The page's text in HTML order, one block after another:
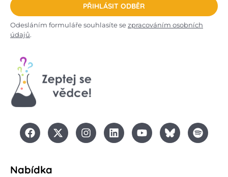
PŘIHLÁSIT ODBĚR
Odesláním formuláře souhlasíte sezpracováním osobních
údajů.
Nabídka